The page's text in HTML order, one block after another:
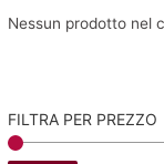
Nessun prodotto nel
FILTRA PER PREZZO